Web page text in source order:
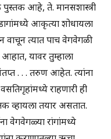
आहे, ते. मानसशास्त्री
आकृत्या शोधायला
त्यात पाच वेगवेगळी
यावर तुम्हाला
. . . तरुण आहेत. त्यांना
राहणारी ही
व्हायला तयार असतात.
वेगवेगळ्या रांगांमध्ये